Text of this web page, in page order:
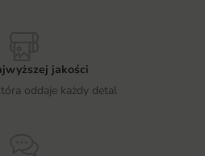
jakości
oddaje każdy detal